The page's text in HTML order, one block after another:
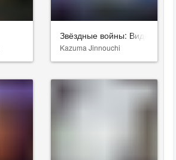
Звёздные войны: Видения.
Kazuma Jinnouchi